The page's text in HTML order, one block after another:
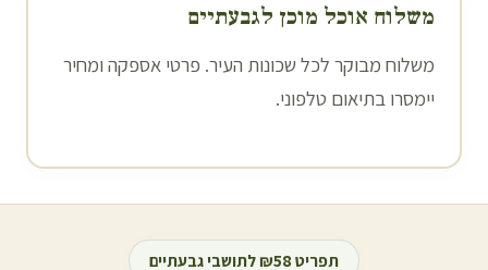
משלוח אוכל מוכן לגבעתיים
משלוח מבוקר לכל שכונות העיר. פרטי אספקה ומחיר
יימסרו בתיאום טלפוני.
תפריט ₪58 לתושבי גבעתיים